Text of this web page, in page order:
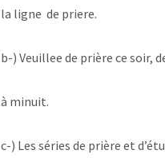
la ligne de priere.
b-) Veuillee de prière ce soir,
à minuit.
c-) Les séries de prière et